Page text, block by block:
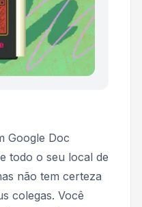
Google Doc
todo o seu local de
não tem certeza
colegas. Você